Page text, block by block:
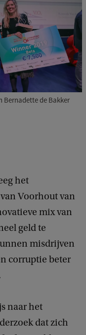
Bernadette de Bakker
het
Voorhout van
mix van
geld te
misdrijven
corruptie beter
naar het
dat zich